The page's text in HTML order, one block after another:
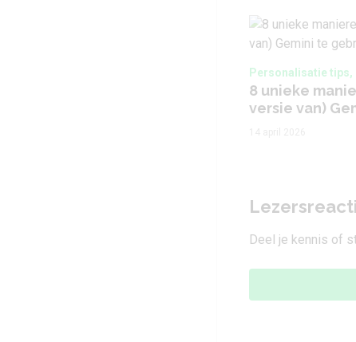
Personalisatie
8 unieke
versie van)
Deel je kennis of